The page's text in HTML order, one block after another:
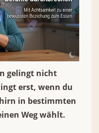
gelingt nicht
erst, wenn du
in bestimmten
Weg wählt.